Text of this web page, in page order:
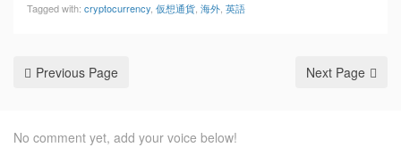
Tagged with: cryptocurrency 仮想通貨 海外 英語
Previous Page Next Page
No comment yet, add your voice below!